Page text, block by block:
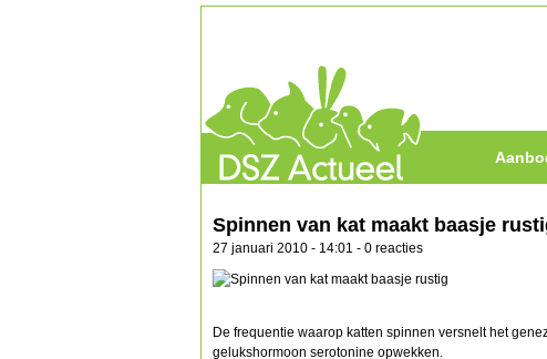
Spinnen van kat maakt baasje
27 januari 2010 - 14:01 - 0 reacties
De frequentie waarop katten spinnen versnelt het
gelukshormoon serotonine opwekken.